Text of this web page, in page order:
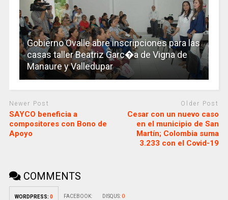
Gobierno Ovalle abre inscripciones para las
casas taller Beatriz Garc�a de Vigna de
Manaure y Valledupar
Newer Post
SAYCO beneficia a
compositores con Bono de
Apoyo
Older Post
Cesar con un nuevo caso
en el municipio de San
Martín; Colombia suma
3.233 con el Covid-19
COMMENTS
WORDPRESS: 0 FACEBOOK: DISQUS: 0